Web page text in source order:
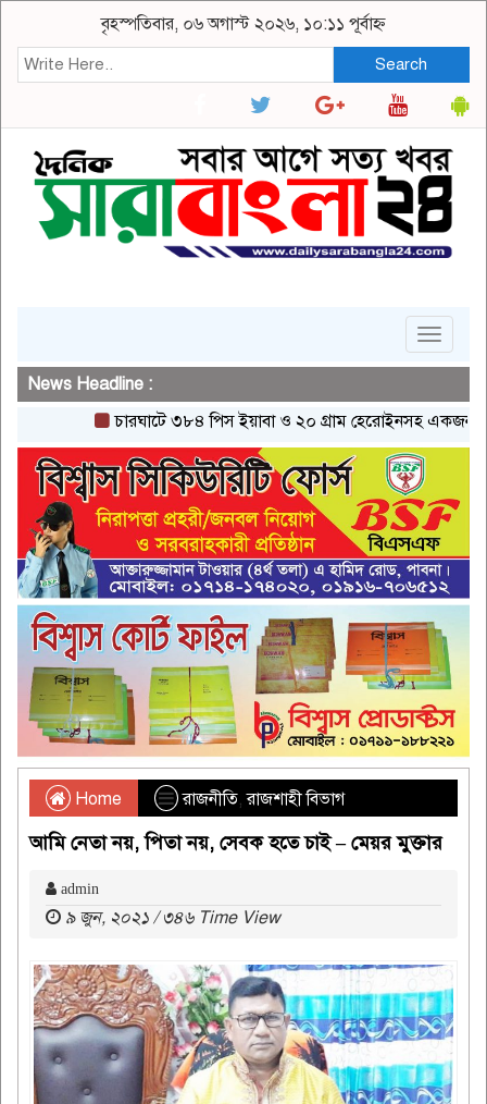
বৃহস্পতিবার, ০৬ অগাস্ট ২০২৬, ১০:১১ পূর্বাহ্ন
Search
Toggle
News Headline :
চারঘাটে ৩৮৪ পিস ইয়াবা ও ২০ গ্রাম হেরোইনসহ একজন গ্রেপ্তার
Home রাজনীতি,রাজশাহী বিভাগ
আমি নেতা নয়, পিতা নয়, সেবক হতে চাই – মেয়র মুক্তার
admin
৯ জুন, ২০২১ / ৩৪৬ Time View